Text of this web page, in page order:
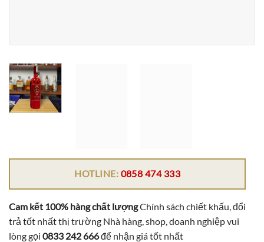
HOTLINE: 0858 474 333
Cam kết 100% hàng chất lượngChính sách chiết khấu, đổi
trả tốt nhất thị trường Nhà hàng, shop, doanh nghiệp vui
lòng gọi 0833 242 666để nhận giá tốt nhất